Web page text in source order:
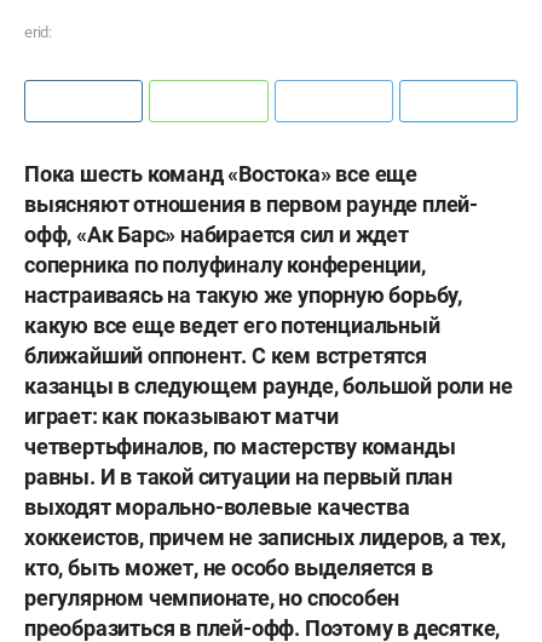
erid:
Пока шесть команд «Востока» все еще
выясняют отношения в первом раунде плей-
офф, «Ак Барс» набирается сил и ждет
соперника по полуфиналу конференции,
настраиваясь на такую же упорную борьбу,
какую все еще ведет его потенциальный
ближайший оппонент. С кем встретятся
казанцы в следующем раунде, большой роли не
играет: как показывают матчи
четвертьфиналов, по мастерству команды
равны. И в такой ситуации на первый план
выходят морально-волевые качества
хоккеистов, причем не записных лидеров, а тех,
кто, быть может, не особо выделяется в
регулярном чемпионате, но способен
преобразиться в плей-офф. Поэтому в десятке,